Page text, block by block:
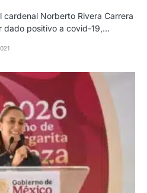
cardenal Norberto Rivera Carrera
dado positivo a covid-19,…